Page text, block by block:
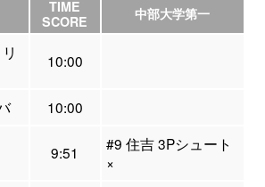
TIME
SCORE
中部大学第一
10:00
10:00
9:51
#9 住吉 3Pシュート
×